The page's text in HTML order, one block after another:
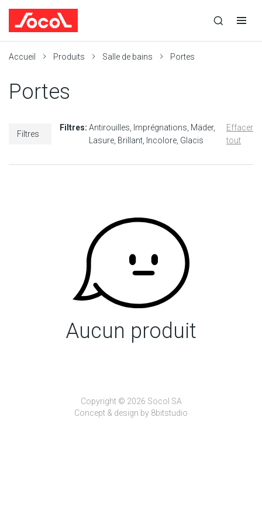
recherche
recherche
navigation
Accueil Produits Salle de bains Portes
Portes
Filtres
Filtres: Antirouilles Imprégnations Mäder
Lasure Brillant Incolore Glacis
Effacer
tout
Aucun produit
Copyright © 2026 Socol SA
Concept & design by 8bitstudio